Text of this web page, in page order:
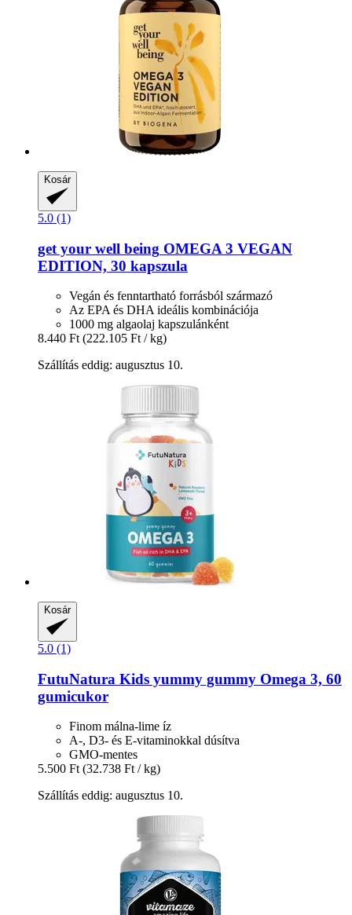
Kosár
5.0 (1)
get your well being OMEGA 3 VEGAN
EDITION, 30 kapszula
Vegán és fenntartható forrásból származó
Az EPA és DHA ideális kombinációja
1000 mg algaolaj kapszulánként
8.440 Ft (222.105 Ft / kg)
Szállítás eddig: augusztus 10.
Kosár
5.0 (1)
FutuNatura Kids yummy gummy Omega 3, 60
gumicukor
Finom málna-lime íz
A-, D3- és E-vitaminokkal dúsítva
GMO-mentes
5.500 Ft (32.738 Ft / kg)
Szállítás eddig: augusztus 10.